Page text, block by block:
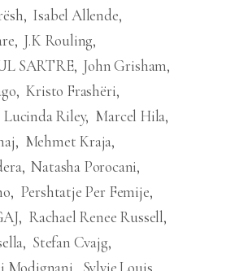
Isabel Allende
J.K Rouling
SARTRE John Grisham
Kristo Frashëri
Lucinda Riley Marcel Hila
Mehmet Kraja
Natasha Porocani
Pershtatje Per Femije
Rachael Renee Russell
Stefan Cvajg
Modignani
Sylvie Louis